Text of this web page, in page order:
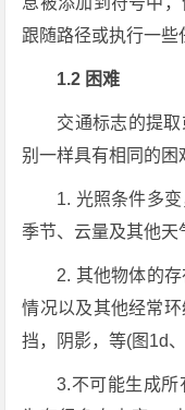
跟随路径或执行一些
1.2 困难
交通标志的提
别一样具有相同的困
1. 光照条件多
季节、云量及其他天
2. 其他物体的
情况以及其他经常
挡，阴影，等(图1d、
3.不可能生成所